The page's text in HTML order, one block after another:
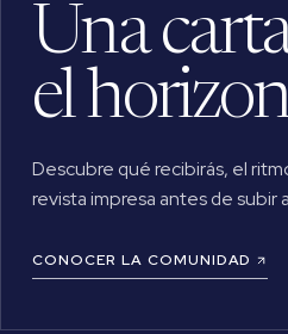
Una
el
Descubre qué recibirás, el
revista impresa antes de subir
CONOCER LA COMUNIDAD